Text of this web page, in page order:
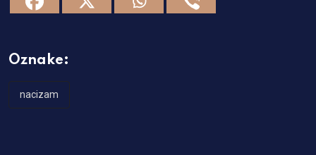
Oznake:
nacizam